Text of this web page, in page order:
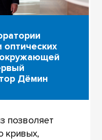
оптических
Дёмин
позволяет
кривых,